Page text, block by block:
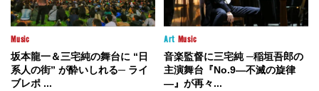
Music
坂本龍一＆三宅純の舞台に “日
系人の街” が酔いしれる─ ライ
ブレポ ...
Art Music
音楽監督に三宅純 ─稲垣吾郎の
主演舞台『No.9―不滅の旋律
―』が再々...